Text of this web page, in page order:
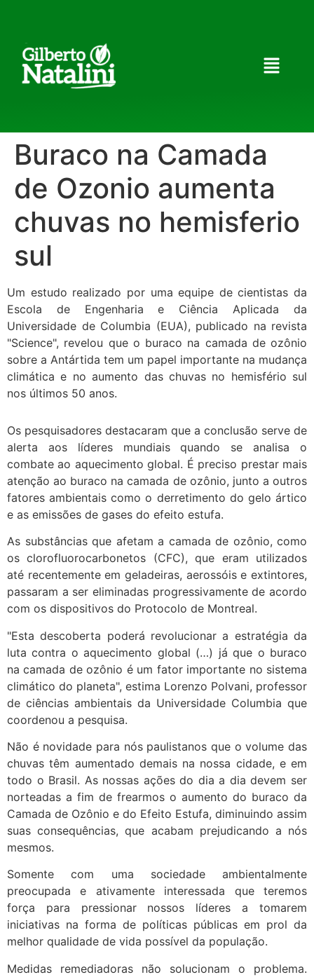
Buraco na Camada
de Ozonio aumenta
chuvas no hemisferio
sul
Um estudo realizado por uma equipe de cientistas da
Escola de Engenharia e Ciência Aplicada da
Universidade de Columbia (EUA), publicado na revista
"Science", revelou que o buraco na camada de ozônio
sobre a Antártida tem um papel importante na mudança
climática e no aumento das chuvas no hemisfério sul
nos últimos 50 anos.
Os pesquisadores destacaram que a conclusão serve de
alerta aos líderes mundiais quando se analisa o
combate ao aquecimento global. É preciso prestar mais
atenção ao buraco na camada de ozônio, junto a outros
fatores ambientais como o derretimento do gelo ártico
e as emissões de gases do efeito estufa.
As substâncias que afetam a camada de ozônio, como
os clorofluorocarbonetos (CFC), que eram utilizados
até recentemente em geladeiras, aerossóis e extintores,
passaram a ser eliminadas progressivamente de acordo
com os dispositivos do Protocolo de Montreal.
"Esta descoberta poderá revolucionar a estratégia da
luta contra o aquecimento global (…) já que o buraco
na camada de ozônio é um fator importante no sistema
climático do planeta", estima Lorenzo Polvani, professor
de ciências ambientais da Universidade Columbia que
coordenou a pesquisa.
Não é novidade para nós paulistanos que o volume das
chuvas têm aumentado demais na nossa cidade, e em
todo o Brasil. As nossas ações do dia a dia devem ser
norteadas a fim de frearmos o aumento do buraco da
Camada de Ozônio e do Efeito Estufa, diminuindo assim
suas consequências, que acabam prejudicando a nós
mesmos.
Somente com uma sociedade ambientalmente
preocupada e ativamente interessada que teremos
força para pressionar nossos líderes a tomarem
iniciativas na forma de políticas públicas em prol da
melhor qualidade de vida possível da população.
Medidas remediadoras não solucionam o problema.